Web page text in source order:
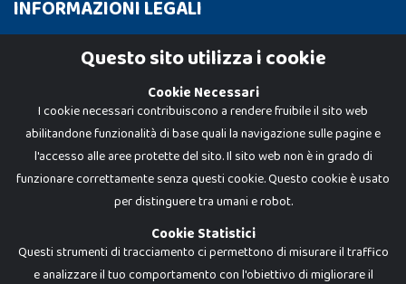
INFORMAZIONI LEGALI
Cookie PolicyQuesto sito utilizza i cookie
Cookie Necessari
I cookie necessari contribuiscono a rendere fruibile il sito web
abilitandone funzionalità di base quali la navigazione sulle pagine e
l'accesso alle aree protette del sito. Il sito web non è in grado di
funzionare correttamente senza questi cookie. Questo cookie è usato
per distinguere tra umani e robot.
Cookie Statistici
Questi strumenti di tracciamento ci permettono di misurare il traffico
e analizzare il tuo comportamento con l'obiettivo di migliorare il